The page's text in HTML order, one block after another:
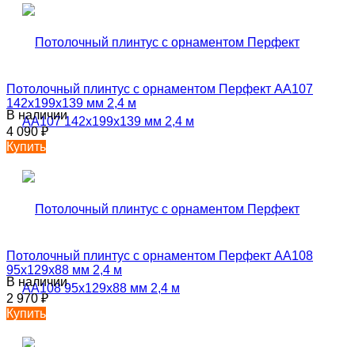
Потолочный плинтус с орнаментом Перфект AA107
142х199х139 мм 2,4 м
В наличии
4 090₽
Купить
Потолочный плинтус с орнаментом Перфект AA108
95х129х88 мм 2,4 м
В наличии
2 970₽
Купить